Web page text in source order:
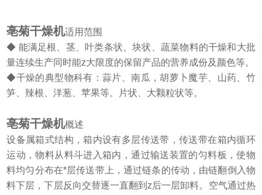
亳菊干燥机适用范围
◆ 能满足根、茎、叶类条状、块状、蔬菜物料的干燥和大批
量连续生产同时能z大限度的保留产品的营养成份及颜色等。
◆干燥的典型物科有：蒜片、南瓜，胡萝卜魔芋、山药、竹
笋、辣根、洋葱、苹果等。片状、大颗粒状等。
亳菊干燥机概述
设备属箱式结构，箱内设有多层传送带，传送带在箱内循环
运动，物料从料斗进入箱内，通过输送装置的匀料板，使物
料均匀分布在*层传送带上，通过链条的传动，由链翻倒入物
料下层，下层反向交替逐一直翻到z后一层卸料。空气通过热